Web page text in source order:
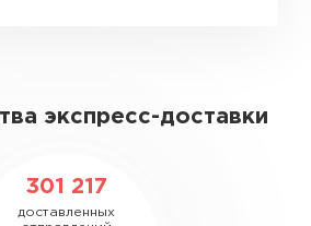
экспресс-доставки
301 217
доставленных